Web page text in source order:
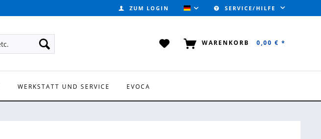
ZUM LOGIN VALVOTEC (DEUTSCH)
SERVICE/HILFE
WARENKORB 0,00 € *
WERKSTATT UND SERVICE EVOCA